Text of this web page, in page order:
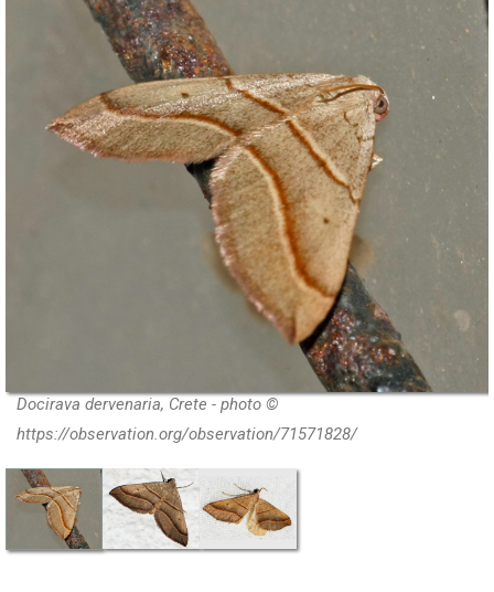
Docirava dervenaria, Crete - photo ©
https://observation.org/observation/71571828/